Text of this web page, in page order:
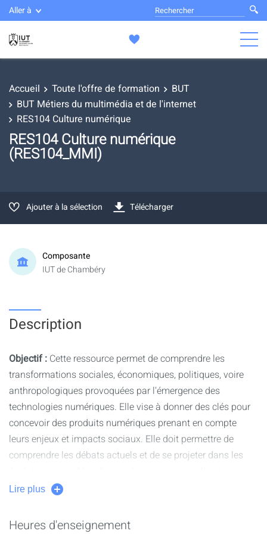
Aller à
Accueil Toute l'offre de formation
BUT
BUT Métiers du multimédia et de l'internet
RES104 Culture numérique
RES104 Culture numérique
(RES104_MMI)
Ajouter à la sélection Télécharger
Composante
IUT de Chambéry
Description
Objectif : Cette ressource permet de comprendre les
transformations sociales, économiques, politiques, voire
anthropologiques provoquées par l'émergence des
technologies numériques. Elle vise à donner des clés pour
concevoir des produits numériques prenant en compte
leurs enjeux et impacts sociaux. Elle doit permettre de
comprendre les débats actuels et de se projeter dans les
positivement.
Lire plus
Heures d'enseignement